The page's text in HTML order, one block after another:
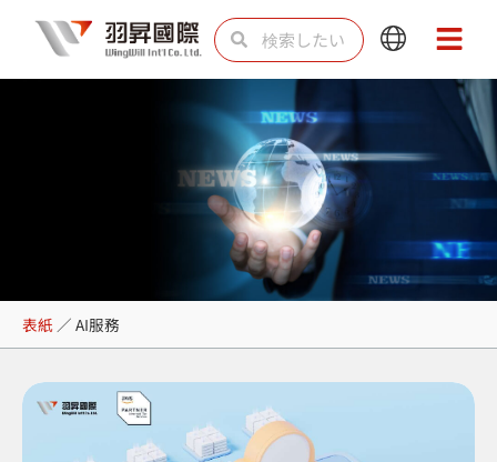
を
検
索 索
Main
Menu
Main
Menu
AI服務
表紙 ／ AI服務